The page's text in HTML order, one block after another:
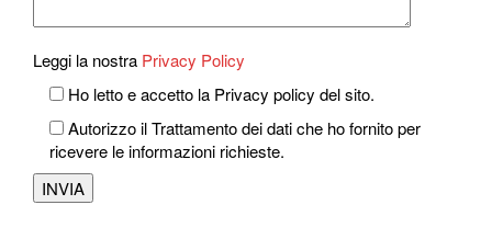
Leggi la nostra Privacy Policy
Ho letto e accetto la Privacy policy del sito.
Autorizzo il Trattamento dei dati che ho fornito per
ricevere le informazioni richieste.